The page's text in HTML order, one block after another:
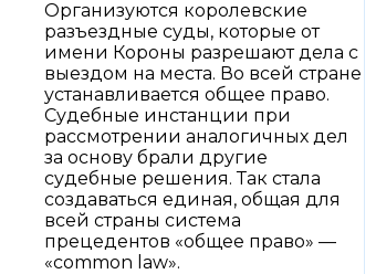
Организуются королевские
разъездные суды, которые от
имени Короны разрешают дела с
выездом на места. Во всей стране
устанавливается общее право.
Судебные инстанции при
рассмотрении аналогичных дел
за основу брали другие
судебные решения. Так стала
создаваться единая, общая для
всей страны система
прецедентов «общее право» —
«common law».